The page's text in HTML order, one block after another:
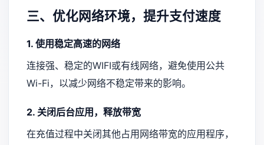
三、优化网络环境，提升支付速度
1. 使用稳定高速的网络
连接强、稳定的WIFI或有线网络，避免使用公共
Wi-Fi，以减少网络不稳定带来的影响。
2. 关闭后台应用，释放带宽
在充值过程中关闭其他占用网络带宽的应用程序，